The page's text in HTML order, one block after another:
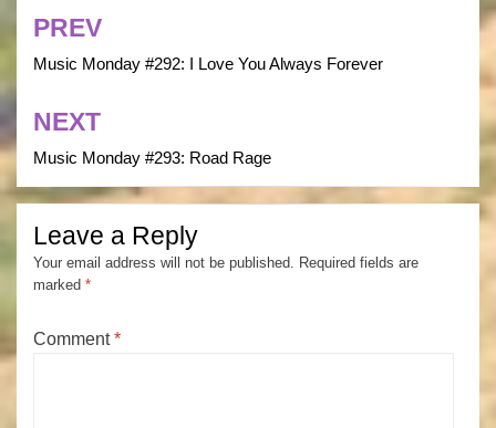
Post
navigation
PREV
Music Monday #292: I Love You Always Forever
NEXT
Music Monday #293: Road Rage
Leave a Reply
Your email address will not be published. Required fields are
marked *
Comment*